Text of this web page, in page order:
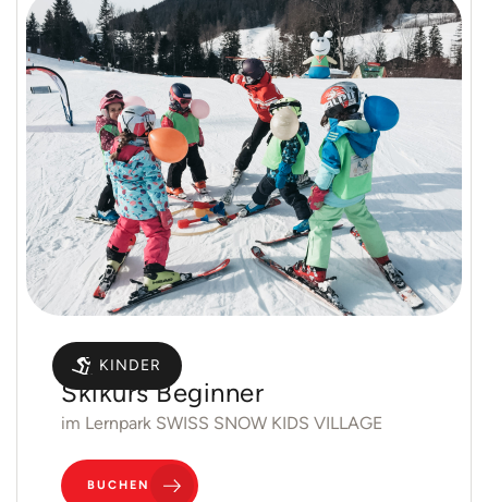
KINDER
Gruppen
Skikurs Beginner
im Lernpark SWISS SNOW KIDS VILLAGE
BUCHEN